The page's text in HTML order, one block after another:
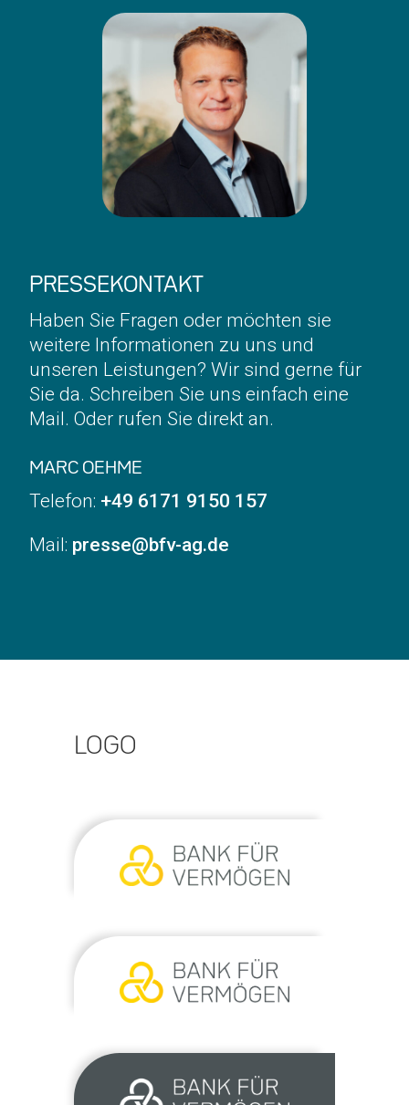
PRESSEKONTAKT
Haben Sie Fragen oder möchten sie
weitere Informationen zu uns und
unseren Leistungen? Wir sind gerne für
Sie da. Schreiben Sie uns einfach eine
Mail. Oder rufen Sie direkt an.
MARC OEHME
Telefon: +49 6171 9150 157
Mail: presse@bfv-ag.de
LOGO